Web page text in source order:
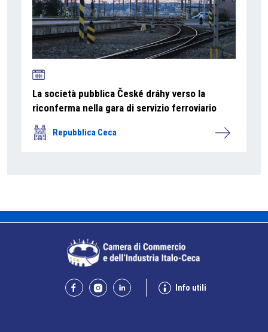
La società pubblica České dráhy verso la
riconferma nella gara di servizio ferroviario
Repubblica Ceca
Info utili